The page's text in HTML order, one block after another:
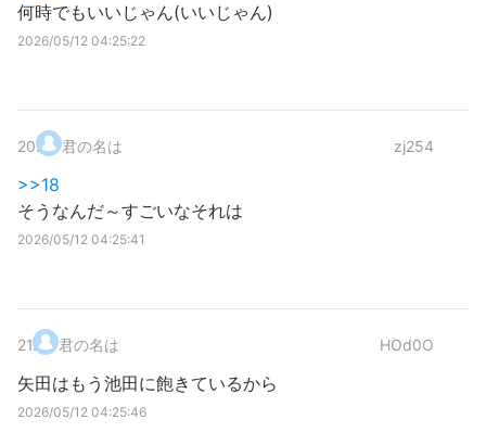
何時でもいいじゃん(いいじゃん)
2026/05/12 04:25:22
20. 君の名は zj254
>>18
そうなんだ～すごいなそれは
2026/05/12 04:25:41
21. 君の名は HOd0O
矢田はもう池田に飽きているから
2026/05/12 04:25:46